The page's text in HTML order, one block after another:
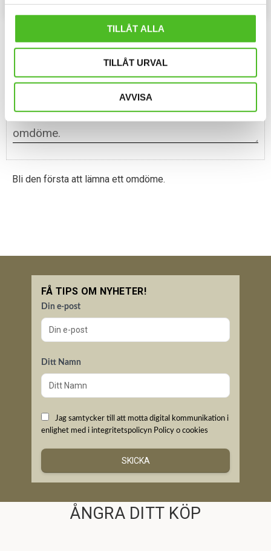
TILLÅT ALLA
TILLÅT URVAL
AVVISA
Omdömen
Du
Bli den första att lämna ett omdöme.
Lägg till i favoriter Lägg
FÅ TIPS OM NYHETER!
Din e-post
Ditt Namn
Jag samtycker till att motta digital kommunikation i
enlighet med i integritetspolicyn Policy o cookies
SKICKA
ÅNGRA DITT KÖP